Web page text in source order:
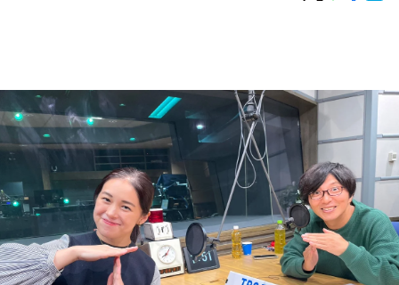
お知らせ
イベント・グッズ
YouTube
会社情報